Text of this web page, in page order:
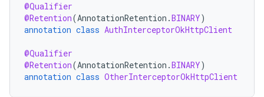
@Qualifier
@Retention(AnnotationRetention .BINARY)
annotation class AuthInterceptorOkHttpClient
@Qualifier
@Retention(AnnotationRetention .BINARY)
annotation class OtherInterceptorOkHttpClient